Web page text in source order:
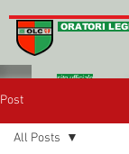
ORATORI
sito ufficiale
Post
All Posts